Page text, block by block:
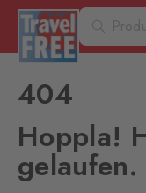
404
Hoppla!
gelaufen.